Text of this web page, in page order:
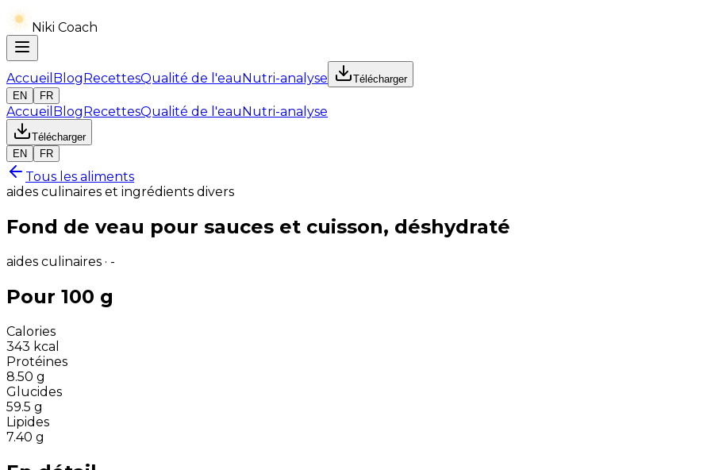
Niki Coach
Accueil BlogRecettesQualité de l'eauNutri-analyse
Télécharger
EN
FR
Accueil BlogRecettesQualité de l'eauNutri-analyse
Télécharger
EN
FR
Tous les aliments
aides culinaires et ingrédients divers
Fond de veau pour sauces et cuisson, déshydraté
aides culinaires · -
Pour 100 g
Calories
343 kcal
Protéines
8.50 g
Glucides
59.5 g
Lipides
7.40 g